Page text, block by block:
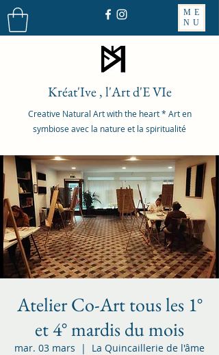
ME
NU
Kréat'Ive , l'Art d'E VIe
Creative Natural Art with the heart * Art en
symbiose avec la nature et la spiritualité
Atelier Co-Art tous les 1°
et 4° mardis du mois
mar. 03 mars
  |
La Quincaillerie de l'âme